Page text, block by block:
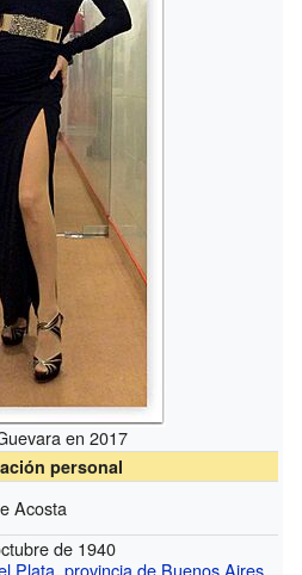
en 2017
personal
Acosta
de 1940
Plata,provincia de Buenos Aires